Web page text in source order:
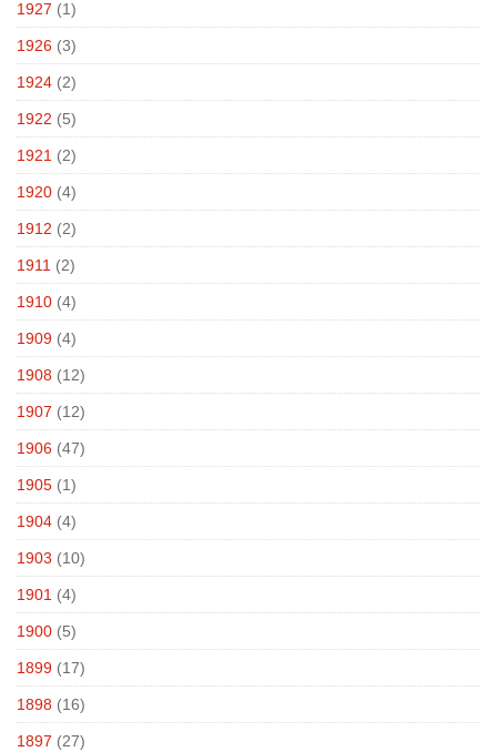
1927 (1)
1926 (3)
1924 (2)
1922 (5)
1921 (2)
1920 (4)
1912 (2)
1911 (2)
1910 (4)
1909 (4)
1908 (12)
1907 (12)
1906 (47)
1905 (1)
1904 (4)
1903 (10)
1901 (4)
1900 (5)
1899 (17)
1898 (16)
1897 (27)